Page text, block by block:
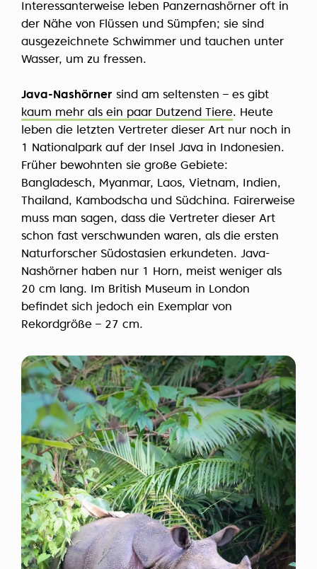
Interessanterweise leben Panzernashörner oft in
der Nähe von Flüssen und Sümpfen; sie sind
ausgezeichnete Schwimmer und tauchen unter
Wasser, um zu fressen.
Java-Nashörner sind am seltensten – es gibt
kaum mehr als ein paar Dutzend Tiere. Heute
leben die letzten Vertreter dieser Art nur noch in
1 Nationalpark auf der Insel Java in Indonesien.
Früher bewohnten sie große Gebiete:
Bangladesch, Myanmar, Laos, Vietnam, Indien,
Thailand, Kambodscha und Südchina. Fairerweise
muss man sagen, dass die Vertreter dieser Art
schon fast verschwunden waren, als die ersten
Naturforscher Südostasien erkundeten. Java-
Nashörner haben nur 1 Horn, meist weniger als
20 cm lang. Im British Museum in London
befindet sich jedoch ein Exemplar von
Rekordgröße – 27 cm.